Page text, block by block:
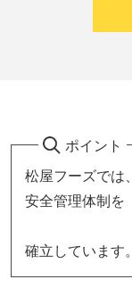
ポイント
松屋フーズでは
安全管理体制を
確立しています。